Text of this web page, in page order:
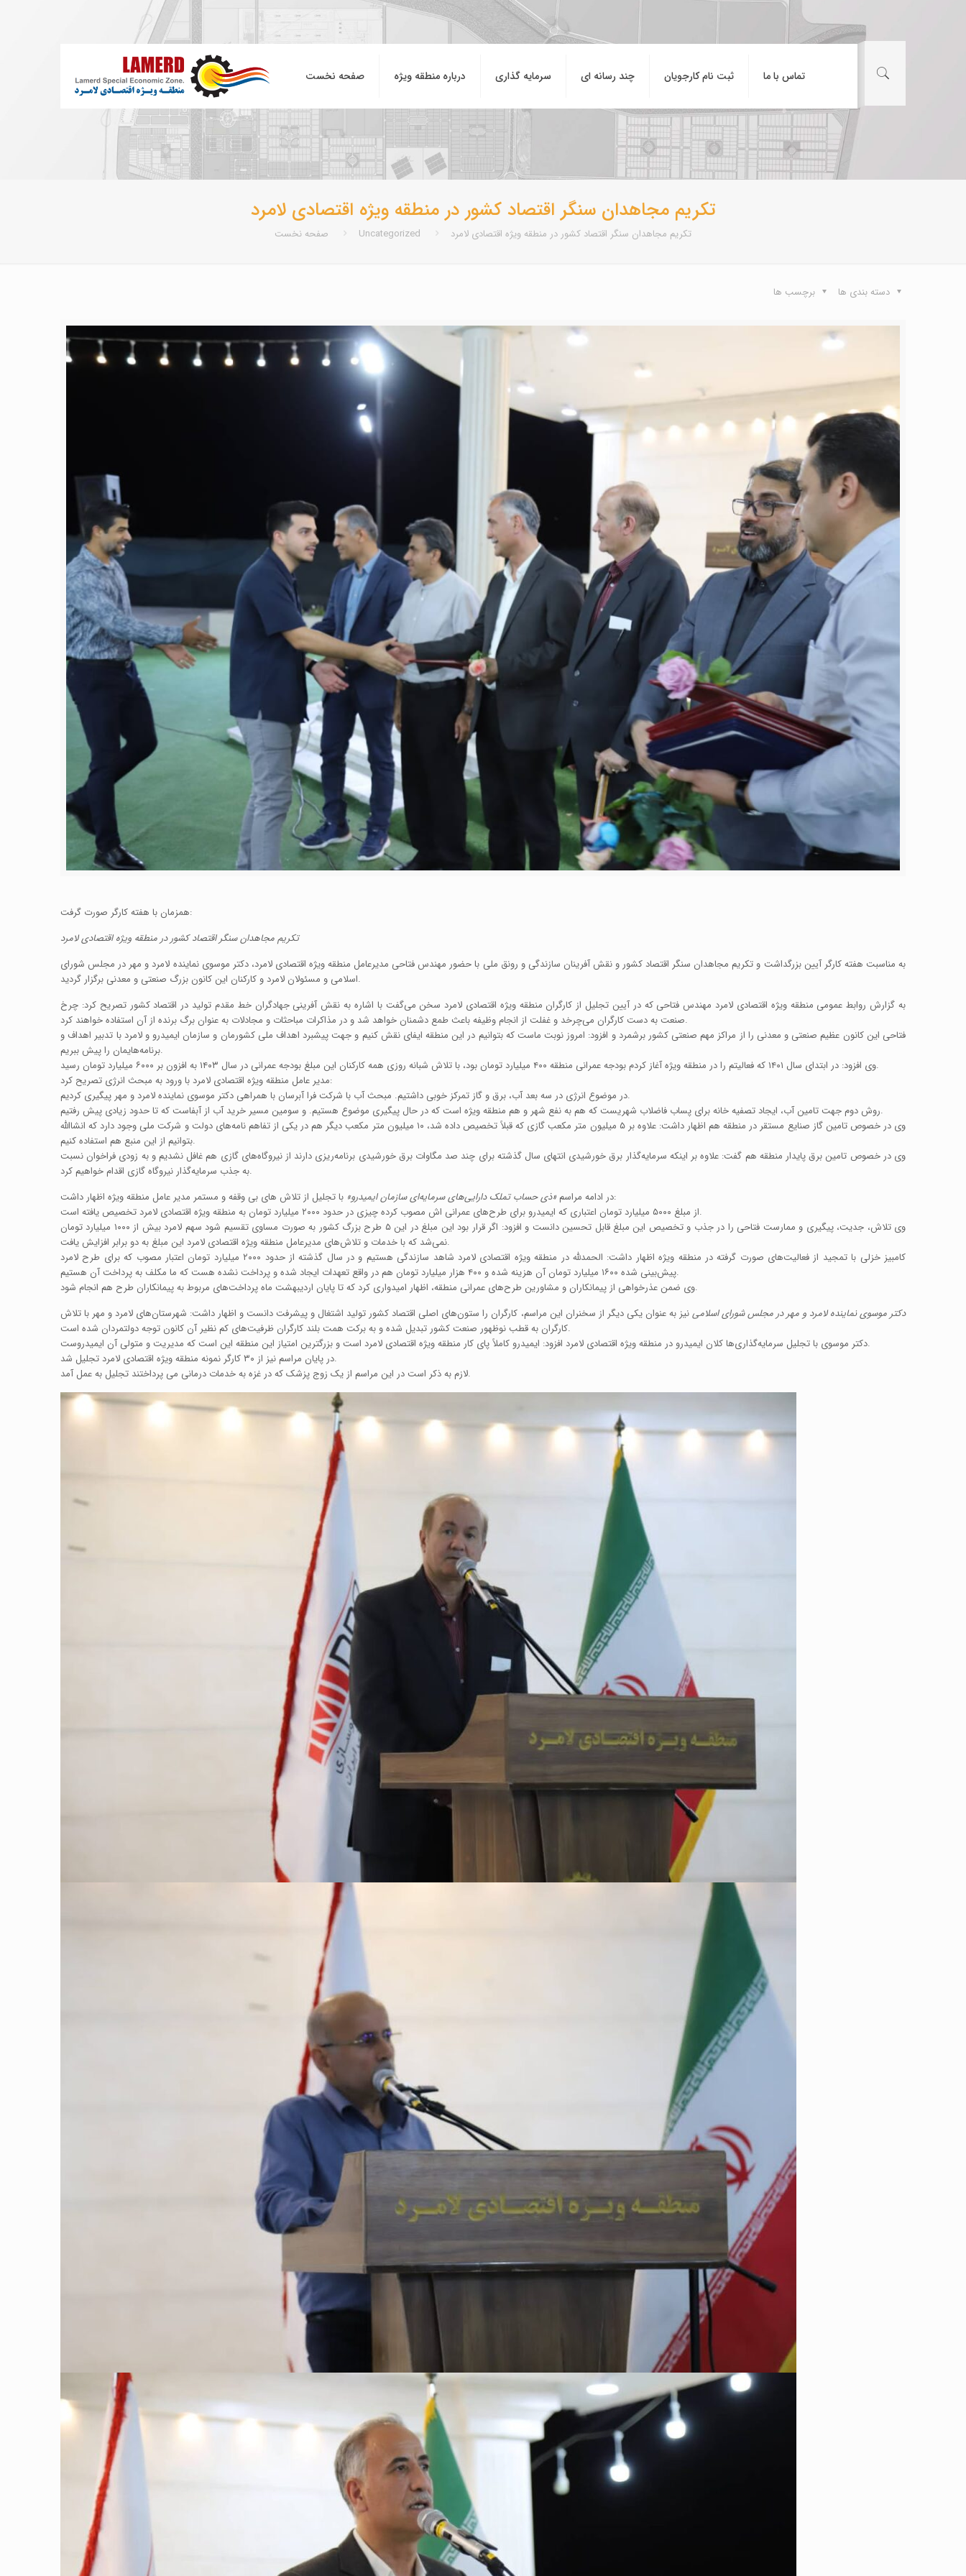
صفحه نخست درباره منطقه ويژه سرمایه گذاری چند رسانه ای ثبت نام کارجویان تماس با ما
تکریم مجاهدان سنگر اقتصاد کشور در منطقه ویژه اقتصادی لامرد
صفحه نخست Uncategorized تکریم مجاهدان سنگر اقتصاد کشور در منطقه ویژه اقتصادی لامرد
دسته بندی ها برچسب ها
همزمان با هفته کارگر صورت گرفت:
تکریم مجاهدان سنگر اقتصاد کشور در منطقه ویژه اقتصادی لامرد
به مناسبت هفته کارگر آیین بزرگداشت و تکریم مجاهدان سنگر اقتصاد کشور و نقش آفرینان سازندگی و رونق ملی با حضور مهندس فتاحی مدیرعامل منطقه ویژه اقتصادی لامرد، دکتر موسوی نماینده لامرد و مهر در مجلس شورای
اسلامی و مسئولان لامرد و کارکنان این کانون بزرگ صنعتی و معدنی برگزار گردید.
به گزارش روابط عمومی منطقه ویژه اقتصادی لامرد مهندس فتاحی که در آیین تجلیل از کارگران منطقه ویژه اقتصادی لامرد سخن می‌گفت با اشاره به نقش آفرینی جهادگران خط مقدم تولید در اقتصاد کشور تصریح کرد: چرخ
صنعت به دست کارگران می‌چرخد و غفلت از انجام وظیفه باعث طمع دشمنان خواهد شد و در مذاکرات مباحثات و مجادلات به عنوان برگ برنده از آن استفاده خواهند کرد.
فتاحی این کانون عظیم صنعتی و معدنی را از مراکز مهم صنعتی کشور برشمرد و افزود: امروز نوبت ماست که بتوانیم در این منطقه ایفای نقش کنیم و جهت پیشبرد اهداف ملی کشورمان و سازمان ایمیدرو و لامرد با تدبیر اهداف و
برنامه‌هایمان را پیش ببریم.
وی افزود: در ابتدای سال ۱۴۰۱ که فعالیتم را در منطقه ویژه آغاز کردم بودجه عمرانی منطقه ۴۰۰ میلیارد تومان بود، با تلاش شبانه روزی همه کارکنان این مبلغ بودجه عمرانی در سال ۱۴۰۳ به افزون بر ۶۰۰۰ میلیارد تومان رسید.
مدیر عامل منطقه ویژه اقتصادی لامرد با ورود به مبحث انرژی تصریح کرد:
در موضوع انرژی در سه بعد آب، برق و گاز تمرکز خوبی داشتیم. مبحث آب با شرکت فرا آبرسان با همراهی دکتر موسوی نماینده لامرد و مهر پیگیری کردیم.
روش دوم جهت تامین آب، ایجاد تصفیه خانه برای پساب فاضلاب شهریست که هم به نفع شهر و هم منطقه ویژه است که در حال پیگیری موضوع هستیم. و سومین مسیر خرید آب از آبفاست که تا حدود زیادی پیش رفتیم.
وی در خصوص تامین گاز صنایع مستقر در منطقه هم اظهار داشت: علاوه بر ۵ میلیون متر مکعب گازی که قبلاً تخصیص داده شد، ۱۰ میلیون متر مکعب دیگر هم در یکی از تفاهم نامه‌های دولت و شرکت ملی وجود دارد که انشاالله
بتوانیم از این منبع هم استفاده کنیم.
وی در خصوص تامین برق پایدار منطقه هم گفت: علاوه بر اینکه سرمایه‌گذار برق خورشیدی انتهای سال گذشته برای چند صد مگاوات برق خورشیدی برنامه‌ریزی دارند از نیروگاه‌های گازی هم غافل نشدیم و به زودی فراخوان نسبت
به جذب سرمایه‌گذار نیروگاه گازی اقدام خواهیم کرد.
در ادامه مراسم «ذی حساب تملک دارایی‌های سرمایه‌ای سازمان ایمیدرو»
با تجلیل از تلاش های بی وقفه و مستمر مدیر عامل منطقه ویژه اظهار داشت:
از مبلغ ۵۰۰۰ میلیارد تومان اعتباری که ایمیدرو برای طرح‌های عمرانی اش مصوب کرده چیزی در حدود ۲۰۰۰ میلیارد تومان به منطقه ویژه اقتصادی لامرد تخصیص یافته است.
وی تلاش، جدیت، پیگیری و ممارست فتاحی را در جذب و تخصیص این مبلغ قابل تحسین دانست و افزود: اگر قرار بود این مبلغ در این ۵ طرح بزرگ کشور به صورت مساوی تقسیم شود سهم لامرد بیش از ۱۰۰۰ میلیارد تومان
نمی‌شد که با خدمات و تلاش‌های مدیرعامل منطقه ویژه اقتصادی لامرد این مبلغ به دو برابر افزایش یافت.
کامبیز خزلی با تمجید از فعالیت‌های صورت گرفته در منطقه ویژه اظهار داشت: الحمدلله در منطقه ویژه اقتصادی لامرد شاهد سازندگی هستیم و در سال گذشته از حدود ۲۰۰۰ میلیارد تومان اعتبار مصوب که برای طرح لامرد
پیش‌بینی شده ۱۶۰۰ میلیارد تومان آن هزینه شده و ۴۰۰ هزار میلیارد تومان هم در واقع تعهدات ایجاد شده و پرداخت نشده هست که ما مکلف به پرداخت آن هستیم.
وی ضمن عذرخواهی از پیمانکاران و مشاورین طرح‌های عمرانی منطقه، اظهار امیدواری کرد که تا پایان اردیبهشت ماه پرداخت‌های مربوط به پیمانکاران طرح هم انجام شود.
دکتر موسوی نماینده لامرد و مهر در مجلس شورای اسلامینیز به عنوان یکی دیگر از سخنران این مراسم، کارگران را ستون‌های اصلی اقتصاد کشور تولید اشتغال و پیشرفت دانست و اظهار داشت: شهرستان‌های لامرد و مهر با تلاش
کارگران به قطب نوظهور صنعت کشور تبدیل شده و به برکت همت بلند کارگران ظرفیت‌های کم نظیر آن کانون توجه دولتمردان شده است.
دکتر موسوی با تجلیل سرمایه‌گذاری‌ها کلان ایمیدرو در منطقه ویژه اقتصادی لامرد افزود: ایمیدرو کاملاً پای کار منطقه ویژه اقتصادی لامرد است و بزرگترین امتیاز این منطقه این است که مدیریت و متولی آن ایمیدروست.
در پایان مراسم نیز از ۳۰ کارگر نمونه منطقه ویژه اقتصادی لامرد تجلیل شد‌.
لازم به ذکر است در این مراسم از یک زوج پزشک که در غزه به خدمات درمانی می پرداختند تجلیل به عمل آمد.